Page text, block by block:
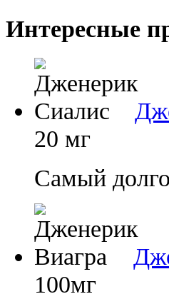
Интересные
20 мг
Самый
100мг